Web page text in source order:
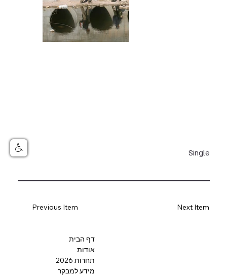
Single
Next Item
Previous Item
דף הבית
אודות
תחרות 2026
מידע למבקר